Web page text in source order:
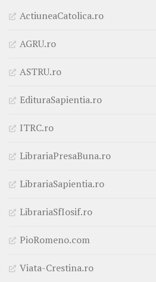
ActiuneaCatolica.ro
AGRU.ro
ASTRU.ro
EdituraSapientia.ro
ITRC.ro
LibrariaPresaBuna.ro
LibrariaSapientia.ro
LibrariaSfIosif.ro
PioRomeno.com
Viata-Crestina.ro